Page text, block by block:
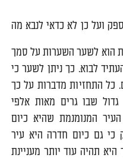
ועל כן לא כדאי לנבא מה
הוא לשער השערות על סמך
לבוא. כך ניתן לשער כי
כל התחזיות מדברות על כך
שבו גרים מאות אלפי
המנומנמת שהיא כיום
כי גם כיום חדרה היא עיר
תהיה עוד יותר מעניינת